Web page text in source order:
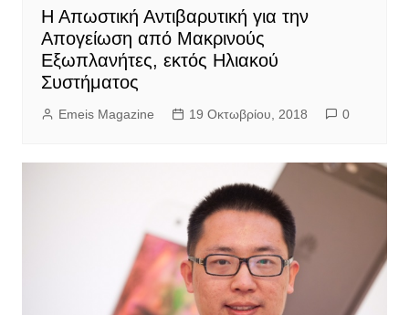
Η Απωστική Αντιβαρυτική για την
Απογείωση από Μακρινούς
Εξωπλανήτες, εκτός Ηλιακού
Συστήματος
Emeis Magazine 19 Οκτωβρίου, 2018 0